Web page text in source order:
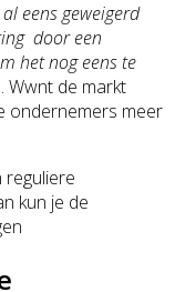
eens geweigerd
door een
het nog eens te
Wwnt de markt
ondernemers meer
kun je de